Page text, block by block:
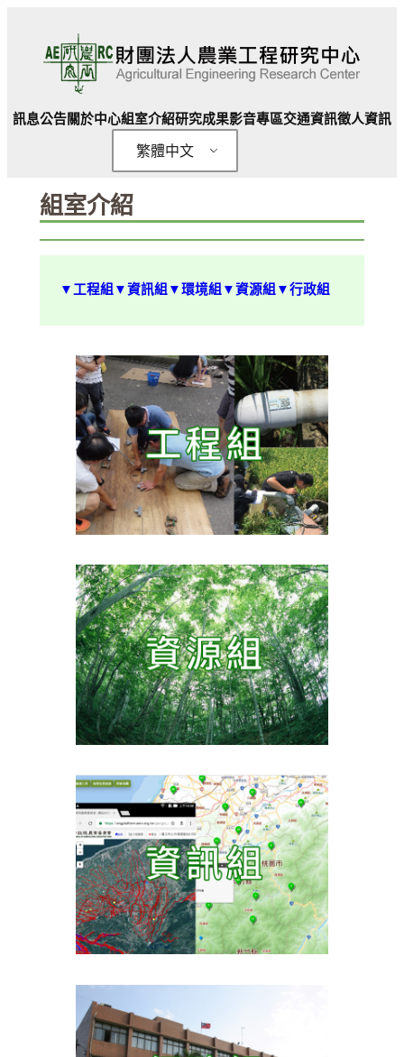
內
訊息公告關於中心組室介紹研究成果影音專區交通資訊徵人資訊
繁體中文
組室介紹
▼工程組▼資訊組▼環境組▼資源組▼行政組